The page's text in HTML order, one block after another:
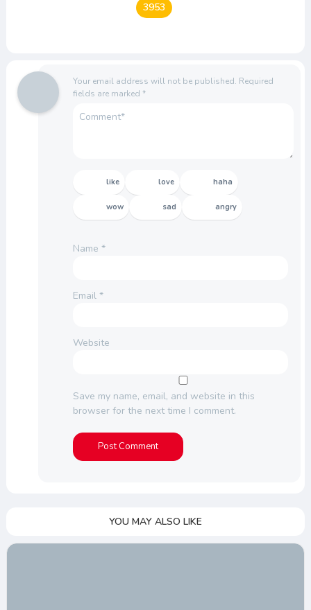
3953
Your email address will not be published. Required
fields are marked *
like love haha
wow sad angry
Name *
Email *
Website
Save my name, email, and website in this
browser for the next time I comment.
YOU MAY ALSO LIKE